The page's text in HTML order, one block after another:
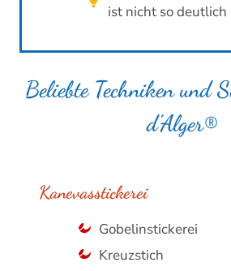
ist nicht so
Beliebte Techniken und
d’Alger®
Kanevasstickerei
Gobelinstickerei
Kreuzstich